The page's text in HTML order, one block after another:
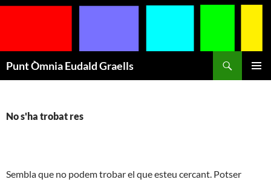
Punt Òmnia Eudald Graells
No s'ha trobat res
Sembla que no podem trobar el que esteu cercant. Potser